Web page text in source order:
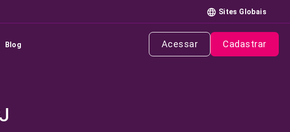
Sites Globais
Blog Acessar Cadastrar